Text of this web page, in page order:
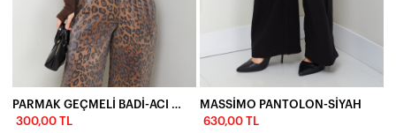
300,00 TL
MASSİMO PANTOLON-SİYAH
630,00 TL